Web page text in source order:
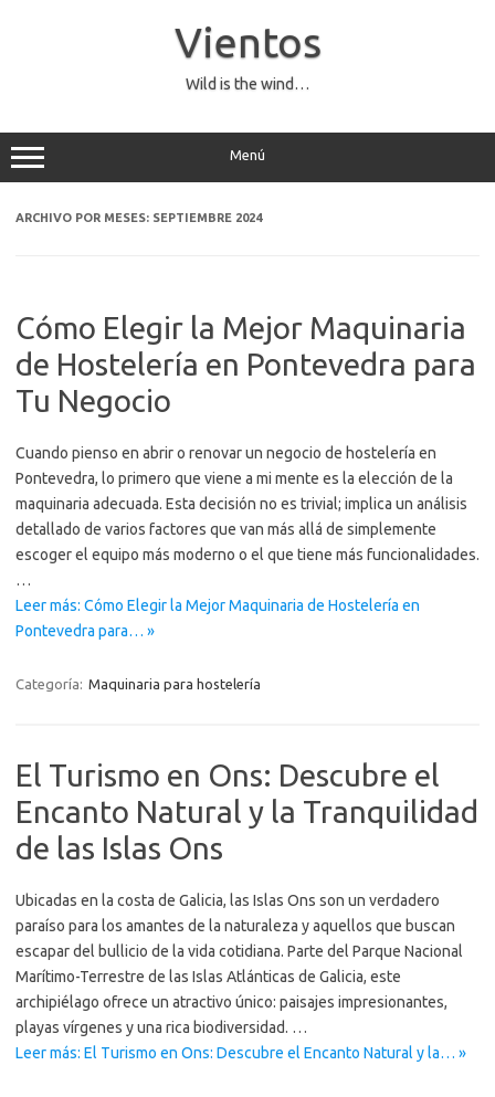
Vientos
Wild is the wind…
Menú
ARCHIVO POR MESES: SEPTIEMBRE 2024
Cómo Elegir la Mejor Maquinaria
de Hostelería en Pontevedra para
Tu Negocio
Cuando pienso en abrir o renovar un negocio de hostelería en
Pontevedra, lo primero que viene a mi mente es la elección de la
maquinaria adecuada. Esta decisión no es trivial; implica un análisis
detallado de varios factores que van más allá de simplemente
escoger el equipo más moderno o el que tiene más funcionalidades.
…
Leer más: Cómo Elegir la Mejor Maquinaria de Hostelería en
Pontevedra para… »
Categoría: Maquinaria para hostelería
El Turismo en Ons: Descubre el
Encanto Natural y la Tranquilidad
de las Islas Ons
Ubicadas en la costa de Galicia, las Islas Ons son un verdadero
paraíso para los amantes de la naturaleza y aquellos que buscan
escapar del bullicio de la vida cotidiana. Parte del Parque Nacional
Marítimo-Terrestre de las Islas Atlánticas de Galicia, este
archipiélago ofrece un atractivo único: paisajes impresionantes,
playas vírgenes y una rica biodiversidad. …
Leer más: El Turismo en Ons: Descubre el Encanto Natural y la… »